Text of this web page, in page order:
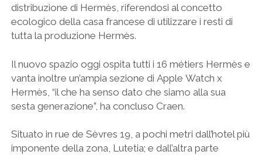
distribuzione di Hermès, riferendosi al concetto
ecologico della casa francese di utilizzare i resti di
tutta la produzione Hermès.
Il nuovo spazio oggi ospita tutti i 16 métiers Hermès e
vanta inoltre un’ampia sezione di Apple Watch x
Hermès, “il che ha senso dato che siamo alla sua
sesta generazione”, ha concluso Craen.
Situato in rue de Sèvres 19, a pochi metri dall’hotel più
imponente della zona, Lutetia; e dall’altra parte